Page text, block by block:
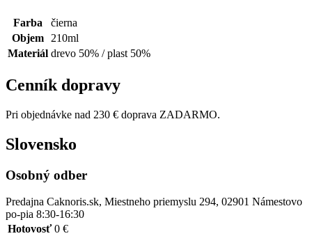
Farba
čierna
Objem
210ml
Materiál drevo 50% / plast 50%
Cenník dopravy
Pri objednávke nad 230 € doprava ZADARMO.
Slovensko
Osobný odber
Predajna Caknoris.sk, Miestneho priemyslu 294, 02901 Námestovo
po-pia 8:30-16:30
Hotovosť 0 €